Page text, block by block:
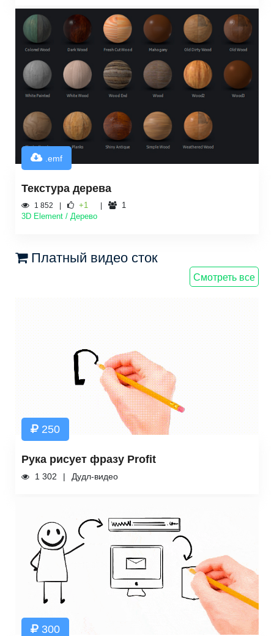
.emf
Текстура дерева
1 852 +1
1
3D Element / Дерево
Платный видео сток
Смотреть все
250
Рука рисует фразу Profit
1 302 Дудл-видео
300